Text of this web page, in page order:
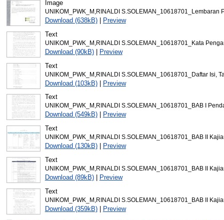
Image
UNIKOM_PWK_M,RINALDI S.SOLEMAN_10618701_Lembaran
Download (638kB)|
Preview
Text
UNIKOM_PWK_M,RINALDI S.SOLEMAN_10618701_Kata
Download (90kB)|
Preview
Text
UNIKOM_PWK_M,RINALDI S.SOLEMAN_10618701_Daftar Isi,
Download (103kB)| Preview
Text
UNIKOM_PWK_M,RINALDI S.SOLEMAN_10618701_BAB I
Download (549kB)|
Preview
Text
UNIKOM_PWK_M,RINALDI S.SOLEMAN_10618701_BAB II
Download (130kB)|
Preview
Text
UNIKOM_PWK_M,RINALDI S.SOLEMAN_10618701_BAB II
Download (89kB)|
Preview
Text
UNIKOM_PWK_M,RINALDI S.SOLEMAN_10618701_BAB II
Download (359kB)| Preview